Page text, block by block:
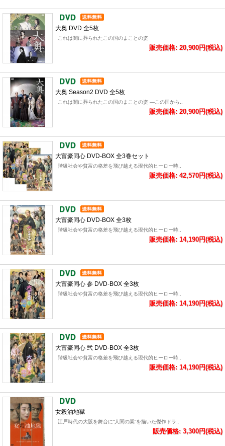
大奥 DVD 全5枚
これは闇に葬られたこの国のまことの姿
販売価格: 20,900円(税込)
大奥 Season2 DVD 全5枚
これは闇に葬られたこの国のまことの姿 ―この国から..
販売価格: 20,900円(税込)
大富豪同心 DVD-BOX 全3巻セット
階級社会や貧富の格差を飛び越える現代的ヒーロー時..
販売価格: 42,570円(税込)
大富豪同心 DVD-BOX 全3枚
階級社会や貧富の格差を飛び越える現代的ヒーロー時..
販売価格: 14,190円(税込)
大富豪同心 参 DVD-BOX 全3枚
階級社会や貧富の格差を飛び越える現代的ヒーロー時..
販売価格: 14,190円(税込)
大富豪同心 弐 DVD-BOX 全3枚
階級社会や貧富の格差を飛び越える現代的ヒーロー時..
販売価格: 14,190円(税込)
女殺油地獄
江戸時代の大阪を舞台に“人間の業”を描いた傑作ドラ..
販売価格: 3,300円(税込)